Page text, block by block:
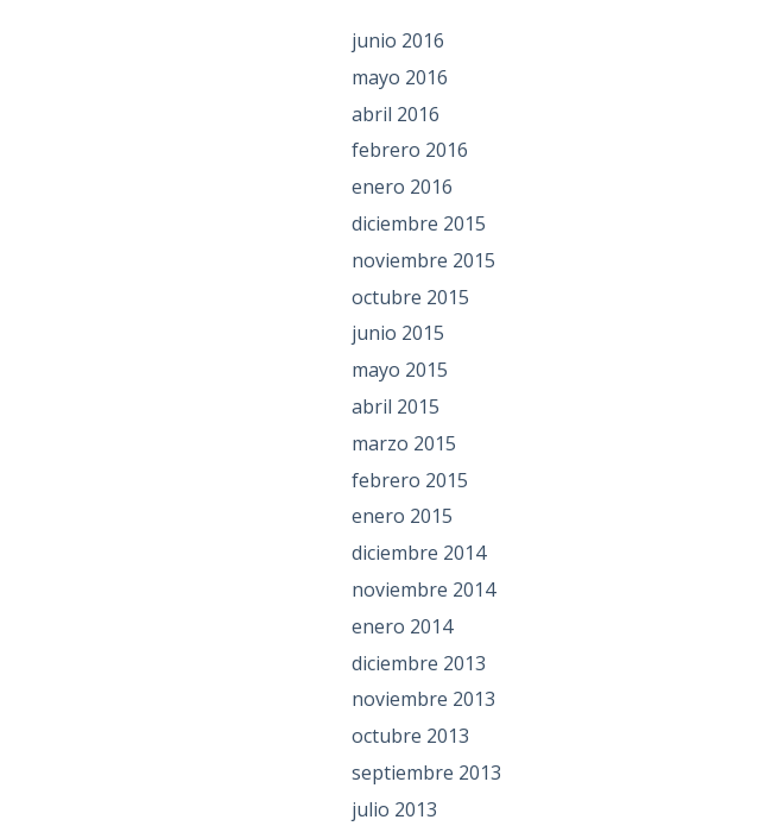
junio 2016
mayo 2016
abril 2016
febrero 2016
enero 2016
diciembre 2015
noviembre 2015
octubre 2015
junio 2015
mayo 2015
abril 2015
marzo 2015
febrero 2015
enero 2015
diciembre 2014
noviembre 2014
enero 2014
diciembre 2013
noviembre 2013
octubre 2013
septiembre 2013
julio 2013